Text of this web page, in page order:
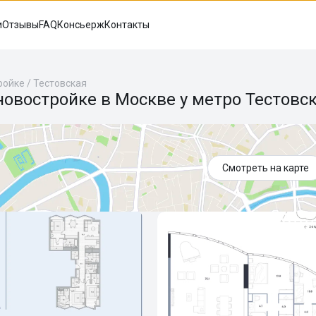
ОтзывыFAQКонсьержКонтакты
/ Тестовская
в Москве у метро
Смотреть на карте